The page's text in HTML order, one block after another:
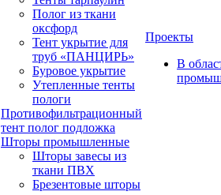
Полог из ткани
оксфорд
Тент укрытие для
труб «ПАНЦИРЬ»
Буровое укрытие
Утепленные тенты
пологи
Противофильтрационный
тент полог подложка
Шторы промышленные
Шторы завесы из
ткани ПВХ
Брезентовые шторы
Проекты
В